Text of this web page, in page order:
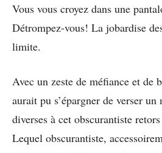
Vous vous croyez dans une
Détrompez-vous! La jobardise
limite.
Avec un zeste de méfiance et de
aurait pu s’épargner de verser
diverses à cet obscurantiste
Lequel obscurantiste,